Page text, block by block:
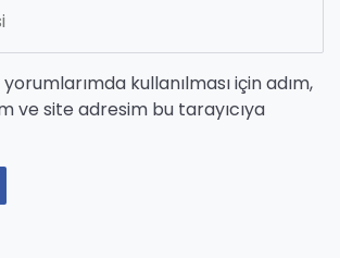
kullanılması için adım,
ve site adresim bu tarayıcıya